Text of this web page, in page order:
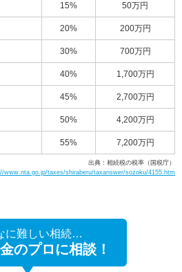
15% 50万円
20% 200万円
30% 700万円
40% 1,700万円
45% 2,700万円
50% 4,200万円
55% 7,200万円
出典：相続税の税率（国税庁）
www.nta.go.jp/taxes/shiraberu/taxanswer/sozoku/4155.htm
に難しい相続…
のプロに相談！